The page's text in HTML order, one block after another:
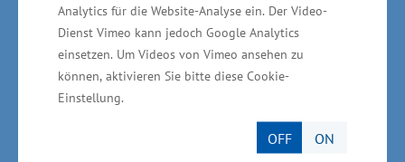
Analytics für die Website-Analyse ein. Der Video-
Dienst Vimeo kann jedoch Google Analytics
einsetzen. Um Videos von Vimeo ansehen zu
können, aktivieren Sie bitte diese Cookie-
Einstellung.
OFF ON
Nach Angaben der „Logistik-Initiative
Mecklenburg-Vorpommern e.V.“ gibt es im Land
5.200 Logistikunternehmen mit 31.000
Beschäftigten, die einen Jahresumsatz in Höhe
von 2,1 Milliarden Euro erwirtschaften.